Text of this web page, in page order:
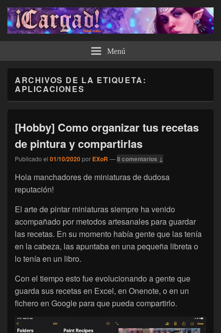
¡Cargad! Menú
ARCHIVOS DE LA ETIQUETA:
APLICACIONES
[Hobby] Como organizar tus recetas
de pintura y compartirlas
Publicado el 01/10/2020por EXoR —8 comentarios ↓
Hola manchadores de miniaturas de dudosa
reputación!
El arte de pintar miniaturas siempre ha venido
acompañado por metodos artesanales para guardar
las recetas. En su momento había gente que las tenía
en la cabeza, las apuntaba en una pequeña libreta o
lo tenía en un libro.
Con el tiempo esto fue evolucionando a gente que
guarda sus recetas en Excel, en Onenote, o en un
fichero en Google para que pueda compartirlo.